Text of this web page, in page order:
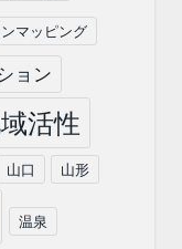
マッピング
ョン
活性
山口 山形
温泉